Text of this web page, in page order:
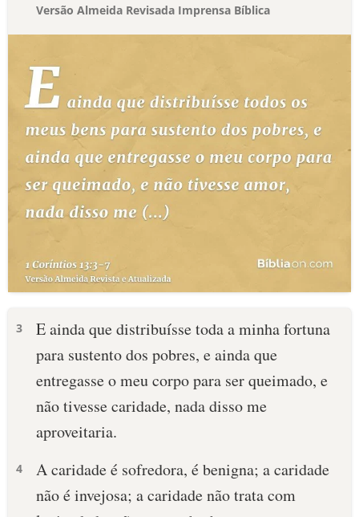
Versão Almeida Revisada Imprensa Bíblica
3
E ainda que distribuísse toda a minha fortuna
para sustento dos pobres, e ainda que
entregasse o meu corpo para ser queimado, e
não tivesse caridade, nada disso me
aproveitaria.
4
A caridade é sofredora, é benigna; a caridade
não é invejosa; a caridade não trata com